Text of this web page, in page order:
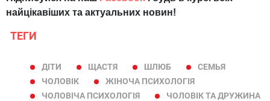
найцікавіших та актуальних новин!
ТЕГИ
ДІТИ ЩАСТЯ ШЛЮБ
СЕМЬЯ
ЧОЛОВІК
ЖІНОЧА ПСИХОЛОГІЯ
ЧОЛОВІЧА ПСИХОЛОГІЯ
ЧОЛОВІК ТА ДРУЖИНА